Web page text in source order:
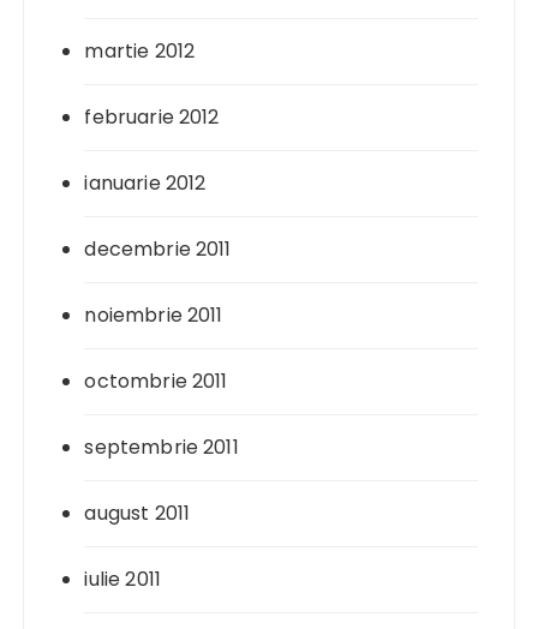
martie 2012
februarie 2012
ianuarie 2012
decembrie 2011
noiembrie 2011
octombrie 2011
septembrie 2011
august 2011
iulie 2011